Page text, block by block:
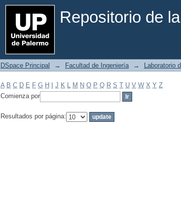
Repositorio de
Filtrar por: Materia
DSpace Principal → Facultad de Ingeniería → Laboratorio
A B C D E F G H J K L M N O P Q R S T U V W X Y Z
Comienza por
Resultados por página: